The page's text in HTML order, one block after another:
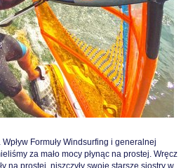
Formuły Windsurfing i generalnej
za mało mocy płynąc na prostej. Wręcz
na prostej, niszczyły swoje starsze siostry w